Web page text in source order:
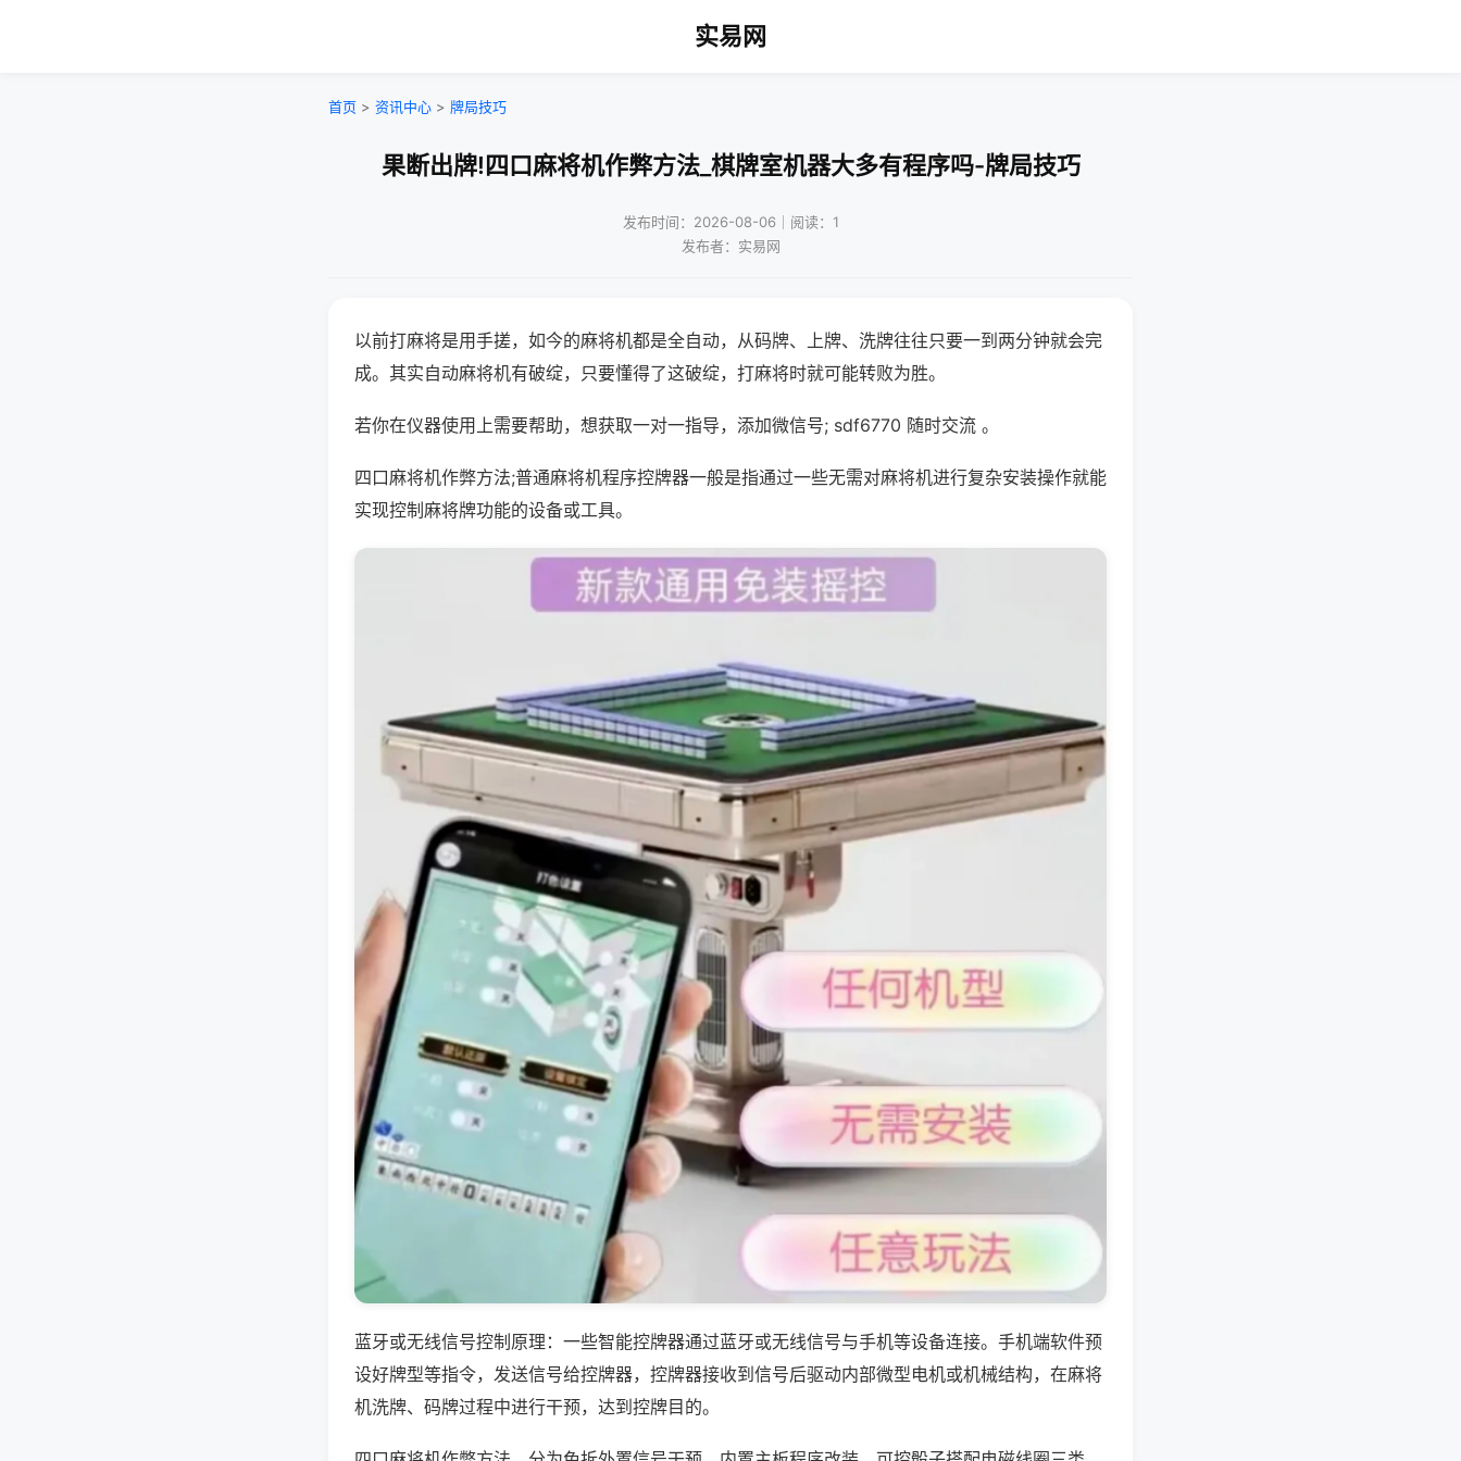
实易网
首页 > 资讯中心 > 牌局技巧
果断出牌!四口麻将机作弊方法_棋牌室机器大多有程序吗-牌局技巧
发布时间：2026-08-06｜阅读：1
发布者：实易网
以前打麻将是用手搓，如今的麻将机都是全自动，从码牌、上牌、洗牌往往只要一到两分钟就会完
成。其实自动麻将机有破绽，只要懂得了这破绽，打麻将时就可能转败为胜。
若你在仪器使用上需要帮助，想获取一对一指导，添加微信号; sdf6770 随时交流 。
四口麻将机作弊方法;普通麻将机程序控牌器一般是指通过一些无需对麻将机进行复杂安装操作就能
实现控制麻将牌功能的设备或工具。
蓝牙或无线信号控制原理：一些智能控牌器通过蓝牙或无线信号与手机等设备连接。手机端软件预
设好牌型等指令，发送信号给控牌器，控牌器接收到信号后驱动内部微型电机或机械结构，在麻将
机洗牌、码牌过程中进行干预，达到控牌目的。